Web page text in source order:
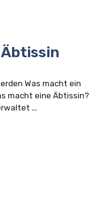
Äbtissin
Was macht ein
macht eine Äbtissin?
…